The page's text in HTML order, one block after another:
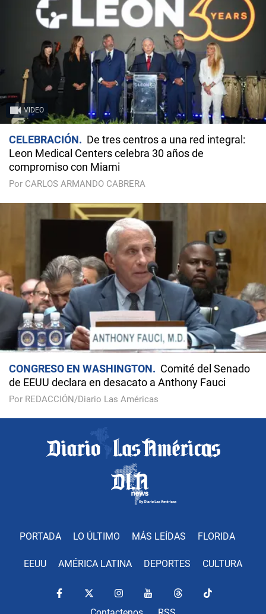
VIDEO
CELEBRACIÓN
De tres centros a una red integral:
Leon Medical Centers celebra 30 años de
compromiso con Miami
Por CARLOS ARMANDO CABRERA
CONGRESO EN WASHINGTON
Comité del Senado
de EEUU declara en desacato a Anthony Fauci
Por REDACCIÓN/Diario Las Américas
PORTADA LO ÚLTIMO MÁS LEÍDAS FLORIDA
EEUU AMÉRICA LATINA DEPORTES CULTURA